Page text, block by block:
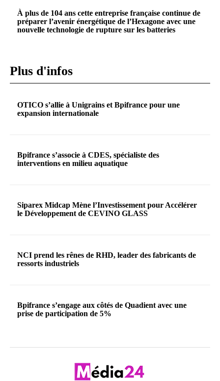
À plus de 104 ans cette entreprise française continue de
préparer l’avenir énergétique de l’Hexagone avec une
nouvelle technologie de rupture sur les batteries
Plus d'infos
OTICO s’allie à Unigrains et Bpifrance pour une
expansion internationale
Bpifrance s’associe à CDES, spécialiste des
interventions en milieu aquatique
Siparex Midcap Mène l’Investissement pour Accélérer
le Développement de CEVINO GLASS
NCI prend les rênes de RHD, leader des fabricants de
ressorts industriels
Bpifrance s’engage aux côtés de Quadient avec une
prise de participation de 5%